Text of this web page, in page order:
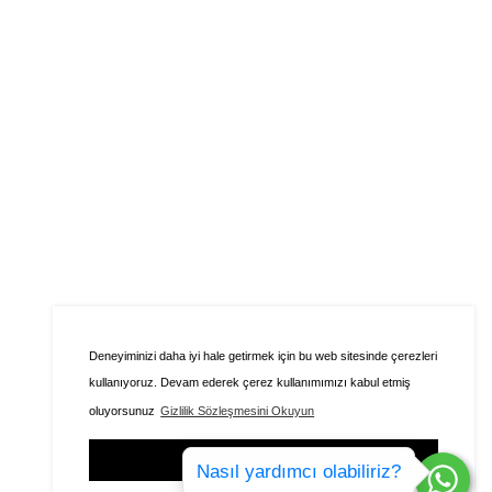
Deneyiminizi daha iyi hale getirmek için bu web sitesinde çerezleri
kullanıyoruz. Devam ederek çerez kullanımımızı kabul etmiş
oluyorsunuz Gizlilik Sözleşmesini Okuyun
Nasıl yardımcı olabiliriz?